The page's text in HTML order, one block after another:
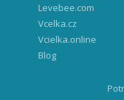
Levebee.com
Vcelka.cz
Vcielka.online
Blog